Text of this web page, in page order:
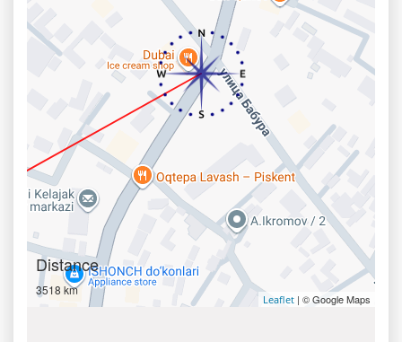
Distance
3518 km
Leaflet | © Google Maps